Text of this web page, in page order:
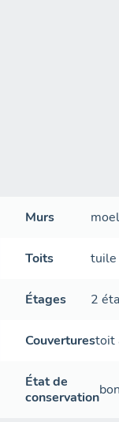
Murs
Toits tuile
Étages 2
Couverturestoit
État de
conservation